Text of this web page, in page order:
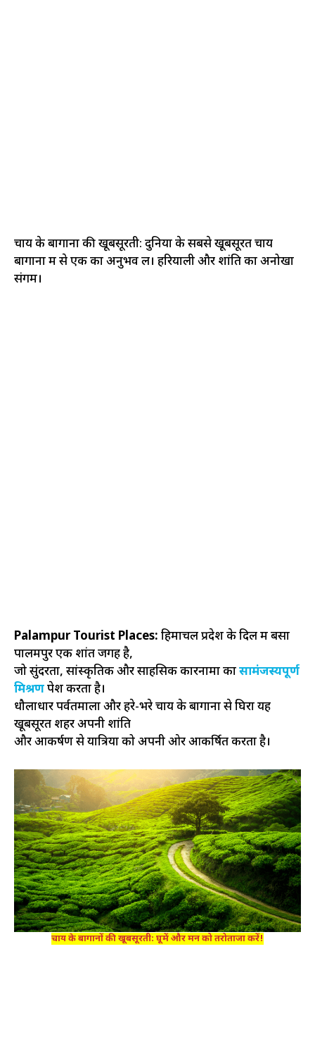
चाय के बागानों की खूबसूरती: दुनिया के सबसे खूबसूरत चाय
बागानों में से एक का अनुभव लें। हरियाली और शांति का अनोखा
संगम।
Palampur Tourist Places: हिमाचल प्रदेश के दिल में बसा
पालमपुर एक शांत जगह है,
जो सुंदरता, सांस्कृतिक और साहसिक कारनामों कासामंजस्यपूर्ण
मिश्रणपेश करता है।
धौलाधार पर्वतमाला और हरे-भरे चाय के बागानों से घिरा यह
खूबसूरत शहर अपनी शांति
और आकर्षण से यात्रियों को अपनी ओर आकर्षित करता है।
चाय के बागानों की खूबसूरती: घूमें और मन को तरोताजा करें!